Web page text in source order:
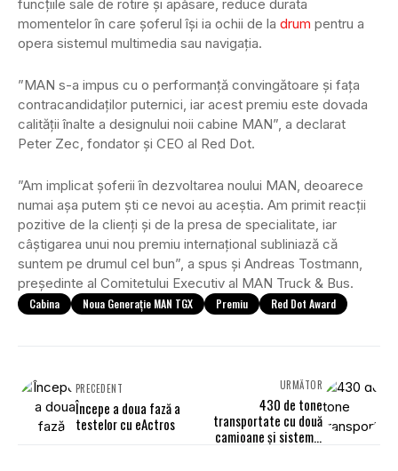
funcțiile sale de rotire și apăsare, reduce durata
momentelor în care șoferul își ia ochii de la drum pentru a
opera sistemul multimedia sau navigația.
”MAN s-a impus cu o performanță convingătoare și fața
contracandidaților puternici, iar acest premiu este dovada
calității înalte a designului noii cabine MAN”, a declarat
Peter Zec, fondator și CEO al Red Dot.
”Am implicat șoferii în dezvoltarea noului MAN, deoarece
numai așa putem ști ce nevoi au aceștia. Am primit reacții
pozitive de la clienți și de la presa de specialitate, iar
câștigarea unui nou premiu internațional subliniază că
suntem pe drumul cel bun”, a spus și Andreas Tostmann,
președinte al Comitetului Executiv al MAN Truck & Bus.
Cabina Noua Generație MAN TGX Premiu Red Dot Award
PRECEDENT
Începe a doua fază a
testelor cu eActros
URMĂTOR
430 de tone
transportate cu două
camioane și sistemul